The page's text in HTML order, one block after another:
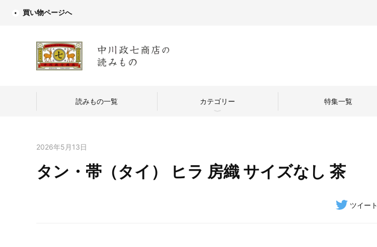
買い物ページへ
読みもの一覧 カテゴリー
中川政七商店のものづくり 日本の暮らし
特集一覧
2026年5月13日
タン・帯（タイ） ヒラ 房織 サイズなし 茶
ツイート